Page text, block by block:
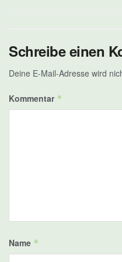
Schreibe einen
Deine E-Mail-Adresse wird
Kommentar *
Name *